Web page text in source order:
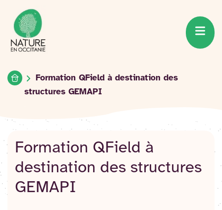
Accéder
au
contenu
Accueil du site
AccueilFormation QField à destination des
structures GEMAPI
Formation QField à
destination des structures
GEMAPI